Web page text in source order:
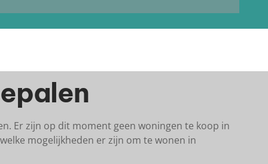
Er zijn op dit moment geen woningen te koop in
mogelijkheden er zijn om te wonen in